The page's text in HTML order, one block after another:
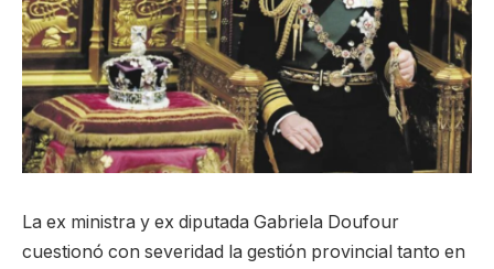
La ex ministra y ex diputada Gabriela Doufour
cuestionó con severidad la gestión provincial tanto en